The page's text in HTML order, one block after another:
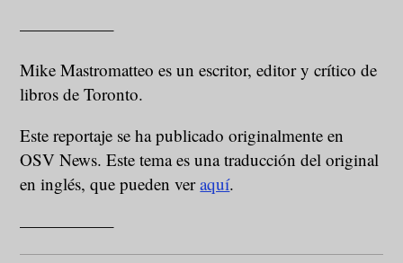
—————–
Mike Mastromatteo es un escritor, editor y crítico de
libros de Toronto.
Este reportaje se ha publicado originalmente en
OSV News. Este tema es una traducción del original
en inglés, que pueden veraquí.
—————–